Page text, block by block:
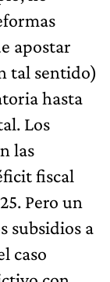
apostar
tal sentido)
hasta
Los
las
fiscal
Pero un
subsidios a
caso